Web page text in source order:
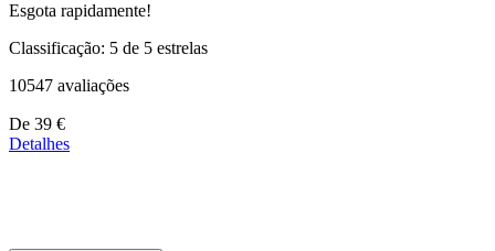
Esgota rapidamente!
Classificação: 5 de 5 estrelas
10547 avaliações
Preços
a
De 39 €
Detalhes